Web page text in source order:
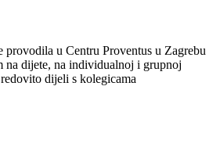
u Centru Proventus u Zagrebu
na dijete, na individualnoj i grupnoj
dijeli s kolegicama